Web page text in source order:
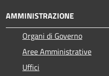
AMMINISTRAZIONE
Organi di Governo
Aree Amministrative
Uffici